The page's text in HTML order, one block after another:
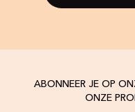
ABONNEER JE OP
ONZE